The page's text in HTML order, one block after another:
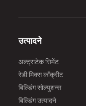
उत्पादने
अल्ट्राटेक सिमेंट
रेडी मिक्स काँक्रीट
बिल्डिंग सोल्युशन्स
बिल्डिंग उत्पादने